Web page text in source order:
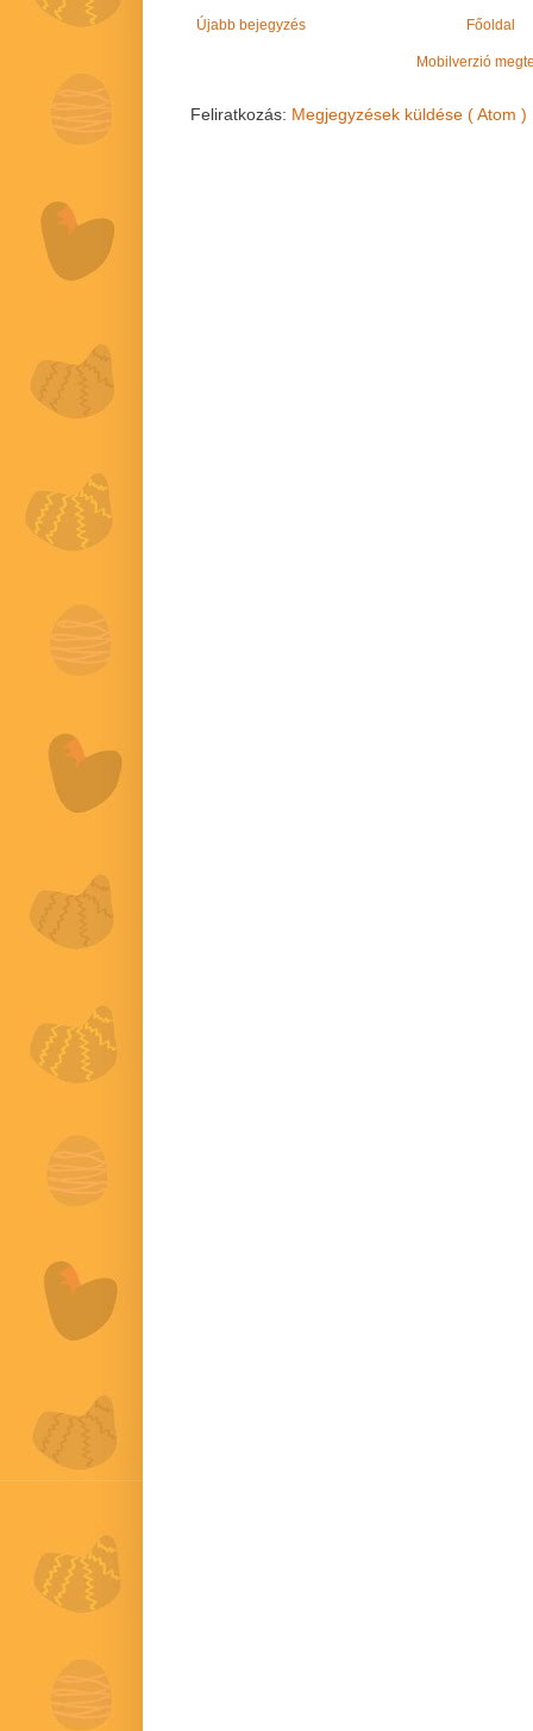
Újabb bejegyzés Főoldal
Mobilverzió
Feliratkozás: Megjegyzések küldése ( Atom )